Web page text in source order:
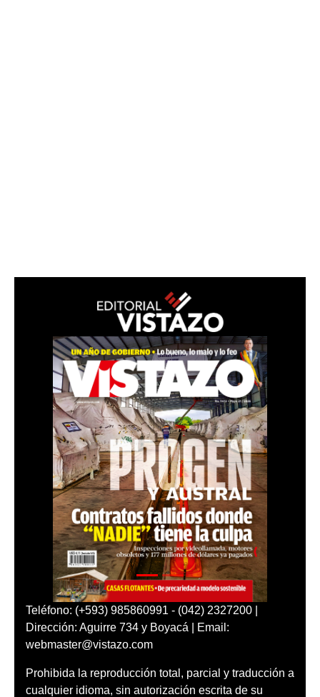
Teléfono: (+593) 985860991 - (042) 2327200 |
Dirección: Aguirre 734 y Boyacá | Email:
webmaster@vistazo.com
Prohibida la reproducción total, parcial y traducción a
cualquier idioma, sin autorización escrita de su